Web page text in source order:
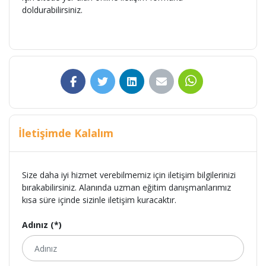
doldurabilirsiniz.
İletişimde Kalalım
Size daha iyi hizmet verebilmemiz için iletişim bilgilerinizi
bırakabilirsiniz. Alanında uzman eğitim danışmanlarımız
kısa süre içinde sizinle iletişim kuracaktır.
Adınız (*)